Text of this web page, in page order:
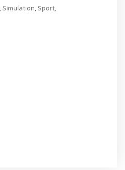
Simulation Sport